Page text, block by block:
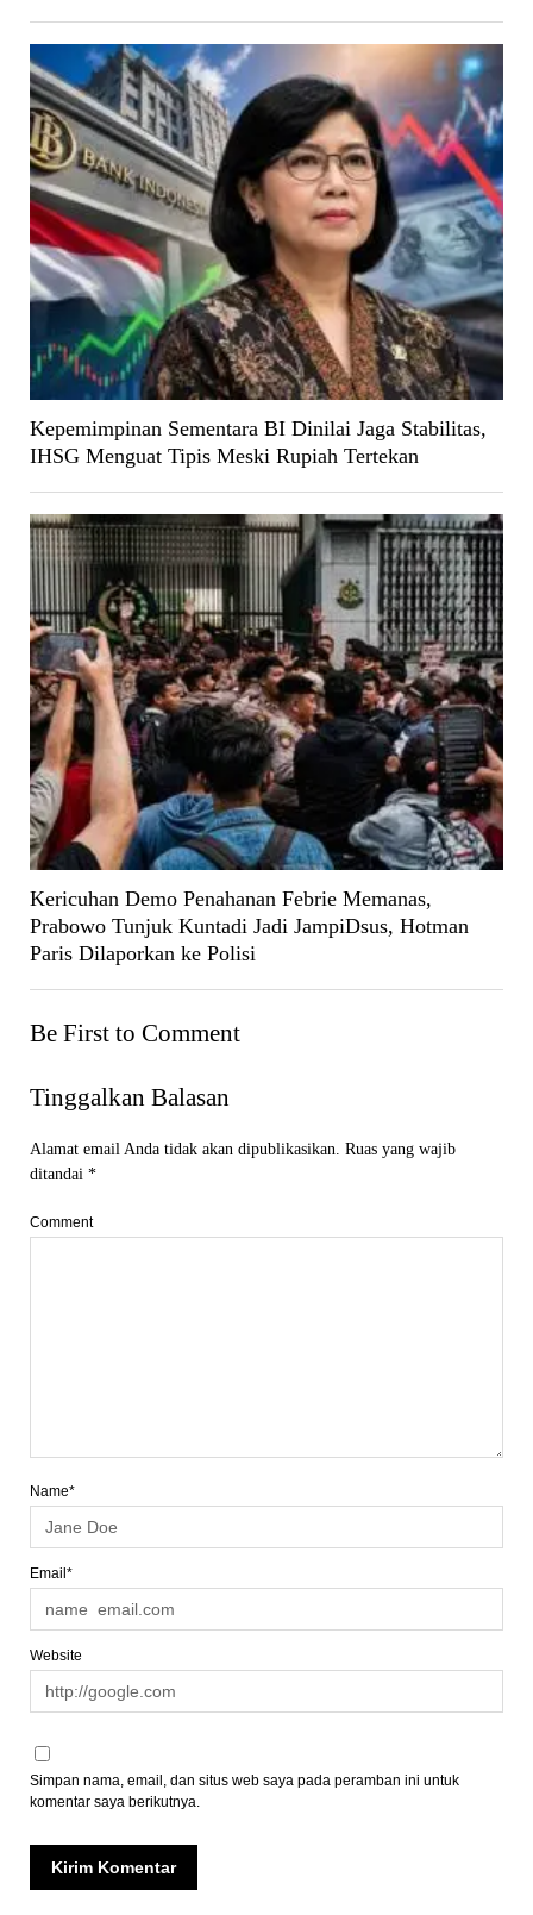
Kepemimpinan Sementara BI Dinilai Jaga Stabilitas,
IHSG Menguat Tipis Meski Rupiah Tertekan
Kericuhan Demo Penahanan Febrie Memanas,
Prabowo Tunjuk Kuntadi Jadi JampiDsus, Hotman
Paris Dilaporkan ke Polisi
Be First to Comment
Tinggalkan Balasan
Alamat email Anda tidak akan dipublikasikan. Ruas yang wajib
ditandai *
Comment
Name*
Email*
Website
Simpan nama, email, dan situs web saya pada peramban ini untuk
komentar saya berikutnya.